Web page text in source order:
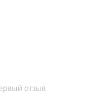
отзыв